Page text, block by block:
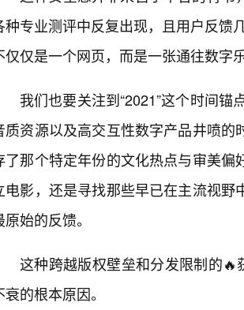
种专业测评中反复出现，且用户反馈
仅仅是一个网页，而是一张通往数字
我们也要关注到“2021”这个时间
质资源以及高交互性数字产品井喷
了那个特定年份的文化热点与审美
电影，还是寻找那些早已在主流视
原始的反馈。
这种跨越版权壁垒和分发限制的🔥
衰的根本原因。